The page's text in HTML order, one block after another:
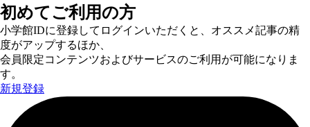
初めてご利用の方
小学館IDに登録してログインいただくと、オススメ記事の精
度がアップするほか、
会員限定コンテンツおよびサービスのご利用が可能になりま
す。
新規登録